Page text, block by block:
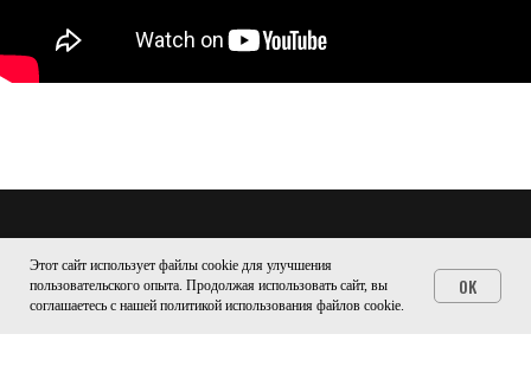
Этот сайт использует файлы cookie для улучшения
пользовательского опыта. Продолжая использовать сайт, вы
соглашаетесь с нашей политикой использования файлов cookie.
OK